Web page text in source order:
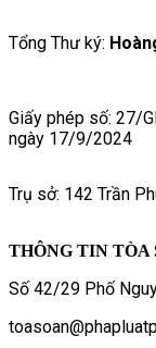
Tổng Thư ký:
Giấy phép số: 27/
ngày 17/9/2024
Trụ sở: 142 Trần
THÔNG TIN TÒA
Số 42/29 Phố